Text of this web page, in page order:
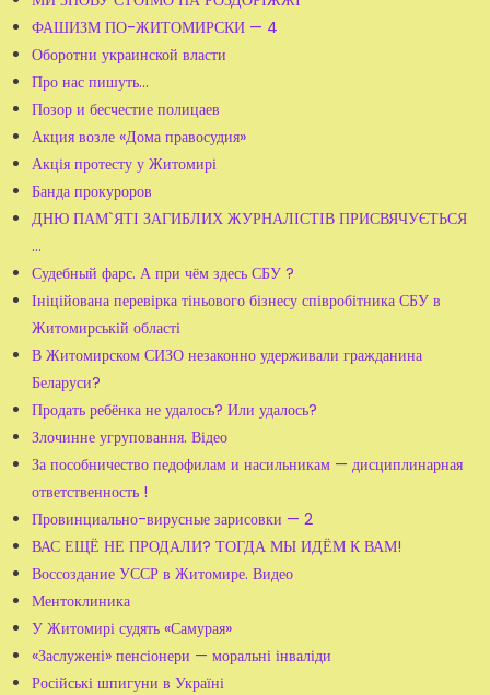
ФАШИЗМ ПО-ЖИТОМИРСКИ — 4
Оборотни украинской власти
Про нас пишуть...
Позор и бесчестие полицаев
Акция возле «Дома правосудия»
Акція протесту у Житомирі
Банда прокуроров
ДНЮ ПАМ`ЯТІ ЗАГИБЛИХ ЖУРНАЛІСТІВ ПРИСВЯЧУЄТЬСЯ
...
Судебный фарс. А при чём здесь СБУ ?
Ініційована перевірка тіньового бізнесу співробітника СБУ в
Житомирській області
В Житомирском СИЗО незаконно удерживали гражданина
Беларуси?
Продать ребёнка не удалось? Или удалось?
Злочинне угруповання. Відео
За пособничество педофилам и насильникам — дисциплинарная
ответственность !
Провинциально-вирусные зарисовки — 2
ВАС ЕЩЁ НЕ ПРОДАЛИ? ТОГДА МЫ ИДЁМ К ВАМ!
Воссоздание УССР в Житомире. Видео
Ментоклиника
У Житомирі судять «Самурая»
«Заслужені» пенсіонери — моральні інваліди
Російські шпигуни в Україні